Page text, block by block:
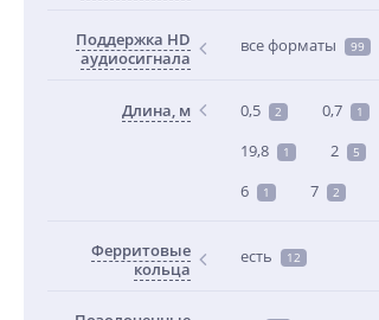
Поддержка HD
аудиосигнала
все форматы 99
Длина, м 0,5 2 0,7 1
19,8 1 2 5
6 1 7 2
Ферритовые
кольца
есть 12